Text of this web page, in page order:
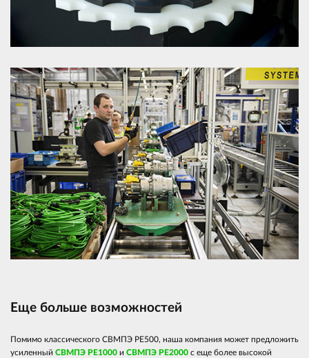
Еще больше возможностей
Помимо классического СВМПЭ PE500, наша компания может предложить
усиленный СВМПЭ PE1000 и СВМПЭ PE2000 с еще более высокой